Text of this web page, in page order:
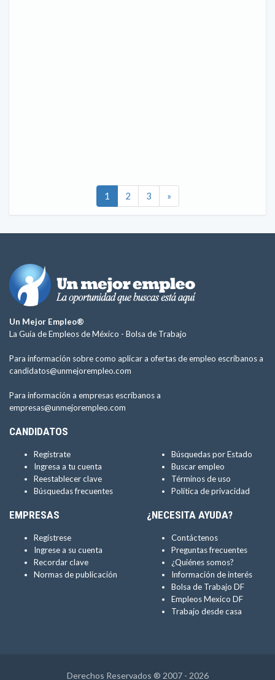
1 2 3 »
Un Mejor Empleo®
La Guía de Empleos de México - Bolsa de Trabajo
Para información sobre como aplicar a ofertas de empleo escríbanos a
candidatos@unmejorempleo.com
Para información a empresas escríbanos a
empresas@unmejorempleo.com
CANDIDATOS
Regístrate
Ingresa a tu cuenta
Reestablecer clave
Búsquedas frecuentes
Búsquedas por Estado
Buscar empleo
Términos de uso
Política de privacidad
EMPRESAS
Regístrese
Ingrese a su cuenta
Recordar clave
Normas de publicación
¿NECESITA AYUDA?
Contáctenos
Preguntas frecuentes
¿Quiénes somos?
Información de interés
Bolsa de Trabajo DF
Empleos Mexico DF
Trabajo desde casa
Derechos Reservados ® 2007 - 2026